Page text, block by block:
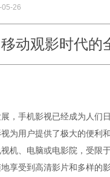
26
动观影时代的
，手机影视已经成为人们
为用户提供了极大的便利
机、电脑或电影院，受限
享受到高清影片和多样的